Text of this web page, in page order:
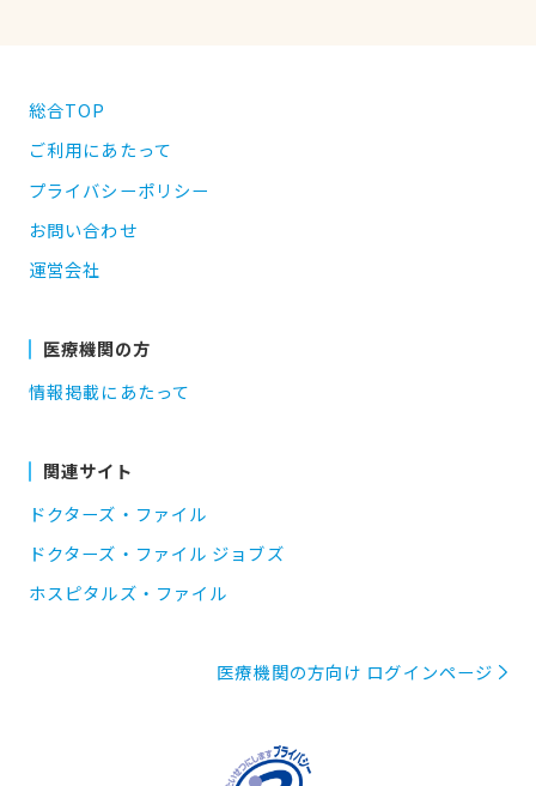
総合TOP
ご利用にあたって
プライバシーポリシー
お問い合わせ
運営会社
医療機関の方
情報掲載にあたって
関連サイト
ドクターズ・ファイル
ドクターズ・ファイル ジョブズ
ホスピタルズ・ファイル
医療機関の方向け ログインページ